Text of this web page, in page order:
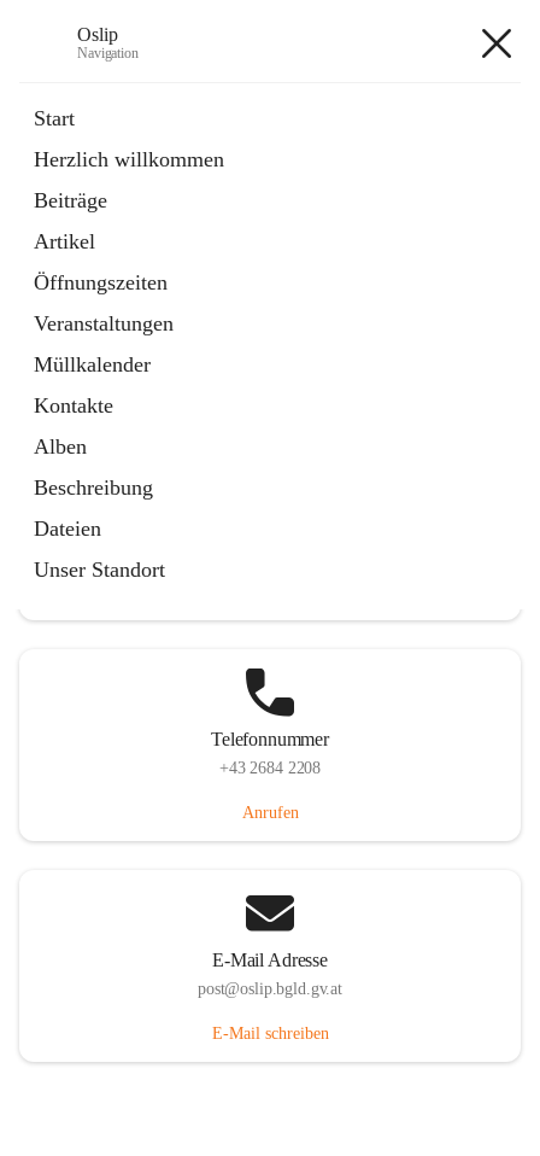
Oslip
Navigation
Start
Herzlich willkommen
Beiträge
Artikel
Öffnungszeiten
Veranstaltungen
Müllkalender
Kontakte
Alben
Beschreibung
Dateien
Unser Standort
Externe Webseite
in
Tab
Bundeskanzleramt Österreich
Externe Webseite
öffnet
in
neuem
Tab
Telefonnummer
+43 2684 2208
Anrufen
E-Mail Adresse
post@oslip.bgld.gv.at
E-Mail schreiben